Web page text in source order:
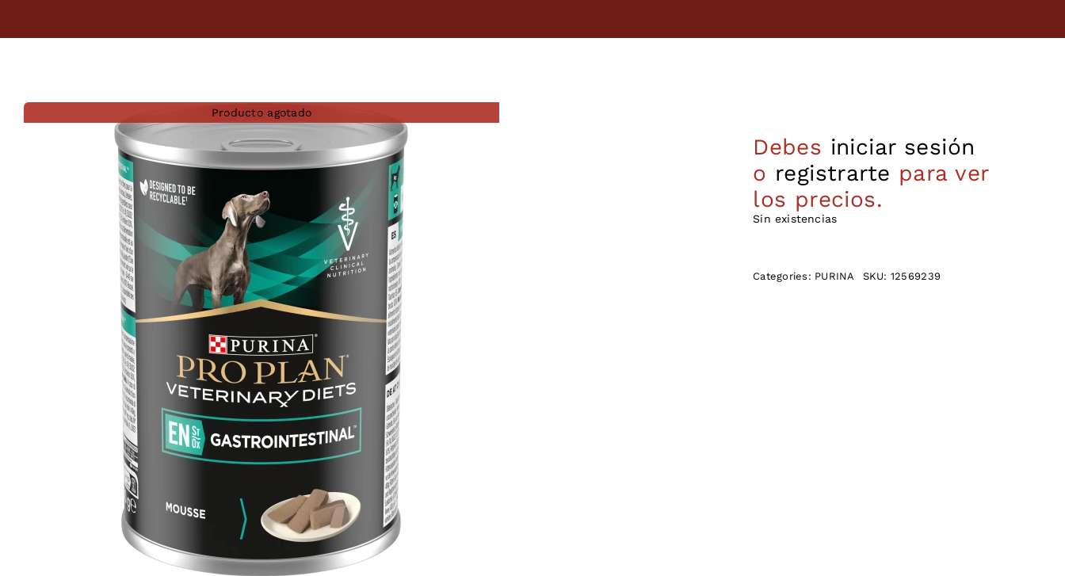
Producto agotado
Debes iniciar sesión
o registrarte para ver
los precios.
Sin existencias
Categories: PURINA SKU: 12569239